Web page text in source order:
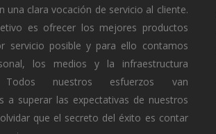
una clara vocación de servicio al cliente.
es ofrecer los mejores productos
servicio posible y para ello contamos
los medios y la infraestructura
Todos nuestros esfuerzos van
a superar las expectativas de nuestros
que el secreto del éxito es contar